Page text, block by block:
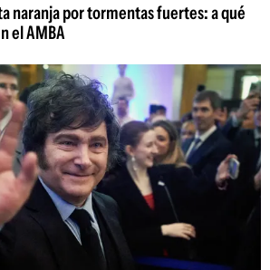
naranja por tormentas fuertes: a qué
el AMBA